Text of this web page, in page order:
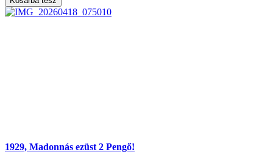
1929, Madonnás ezüst 2 Pengő!